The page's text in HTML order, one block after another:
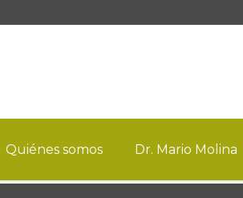
Quiénes somos Dr. Mario Molina